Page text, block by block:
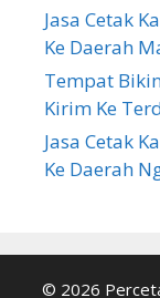
Jasa Cetak
Ke Daerah
Tempat
Kirim Ke
Jasa Cetak
Ke Daerah
© 2026